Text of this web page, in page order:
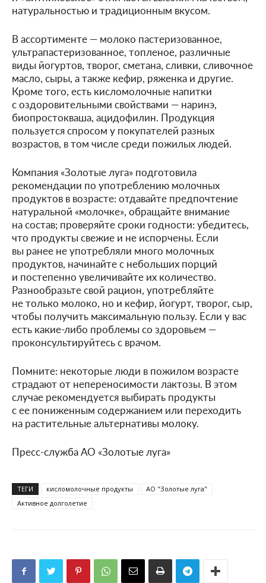
натуральностью и традиционным вкусом.
В ассортименте — молоко пастеризованное,
ультрапастеризованное, топленое, различные
виды йогуртов, творог, сметана, сливки, сливочное
масло, сыры, а также кефир, ряженка и другие.
Кроме того, есть кисломолочные напитки
с оздоровительными свойствами — наринэ,
биопростокваша, ацидофилин. Продукция
пользуется спросом у покупателей разных
возрастов, в том числе среди пожилых людей.
Компания «Золотые луга» подготовила
рекомендации по употреблению молочных
продуктов в возрасте: отдавайте предпочтение
натуральной «молочке», обращайте внимание
на состав; проверяйте сроки годности: убедитесь,
что продукты свежие и не испорчены. Если
вы ранее не употребляли много молочных
продуктов, начинайте с небольших порций
и постепенно увеличивайте их количество.
Разнообразьте свой рацион, употребляйте
не только молоко, но и кефир, йогурт, творог, сыр,
чтобы получить максимальную пользу. Если у вас
есть какие-либо проблемы со здоровьем —
проконсультируйтесь с врачом.
Помните: некоторые люди в пожилом возрасте
страдают от непереносимости лактозы. В этом
случае рекомендуется выбирать продукты
с ее пониженным содержанием или переходить
на растительные альтернативы молоку.
Пресс-служба АО «Золотые луга»
ТЕГИ кисломолочные продукты
АО "Золотые луга"
Активное долголетие